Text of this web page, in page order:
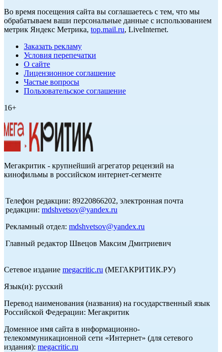
Во время посещения сайта вы соглашаетесь с тем, что мы
обрабатываем ваши персональные данные с использованием
метрик Яндекс Метрика, top.mail.ru, LiveInternet.
Заказать рекламу
Условия перепечатки
О сайте
Лицензионное соглашение
Частые вопросы
Пользовательское соглашение
16+
Мегакритик - крупнейший агрегатор рецензий на
кинофильмы в российском интернет-сегменте
Телефон редакции: 89220866202, электронная почта
редакции: mdshvetsov@yandex.ru
Рекламный отдел: mdshvetsov@yandex.ru
Главный редактор Швецов Максим Дмитриевич
Сетевое издание megacritic.ru (МЕГАКРИТИК.РУ)
Язык(и): русский
Перевод наименования (названия) на государственный язык
Российской Федерации: Мегакритик
Доменное имя сайта в информационно-
телекоммуникационной сети «Интернет» (для сетевого
издания): megacritic.ru